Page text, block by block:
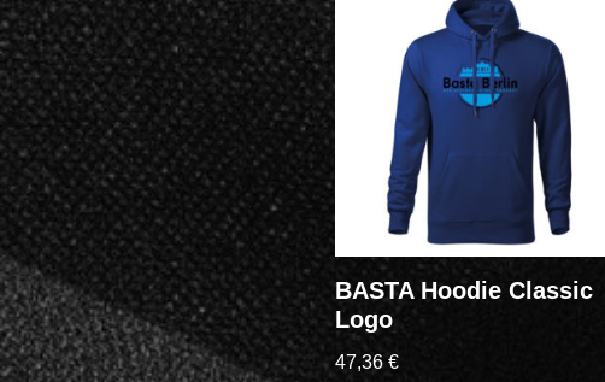
BASTA Hoodie Classic
Logo
47,36 €